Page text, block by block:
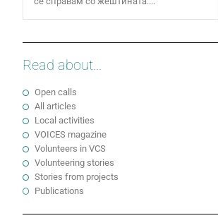
Read about...
Open calls
All articles
Local activities
VOICES magazine
Volunteers in VCS
Volunteering stories
Stories from projects
Publications